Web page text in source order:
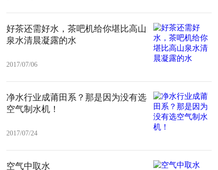
好茶还需好水，茶吧机给你堪比高山
泉水清晨凝露的水
2017/07/06
净水行业成莆田系？那是因为没有选
空气制水机！
2017/07/24
空气中取水